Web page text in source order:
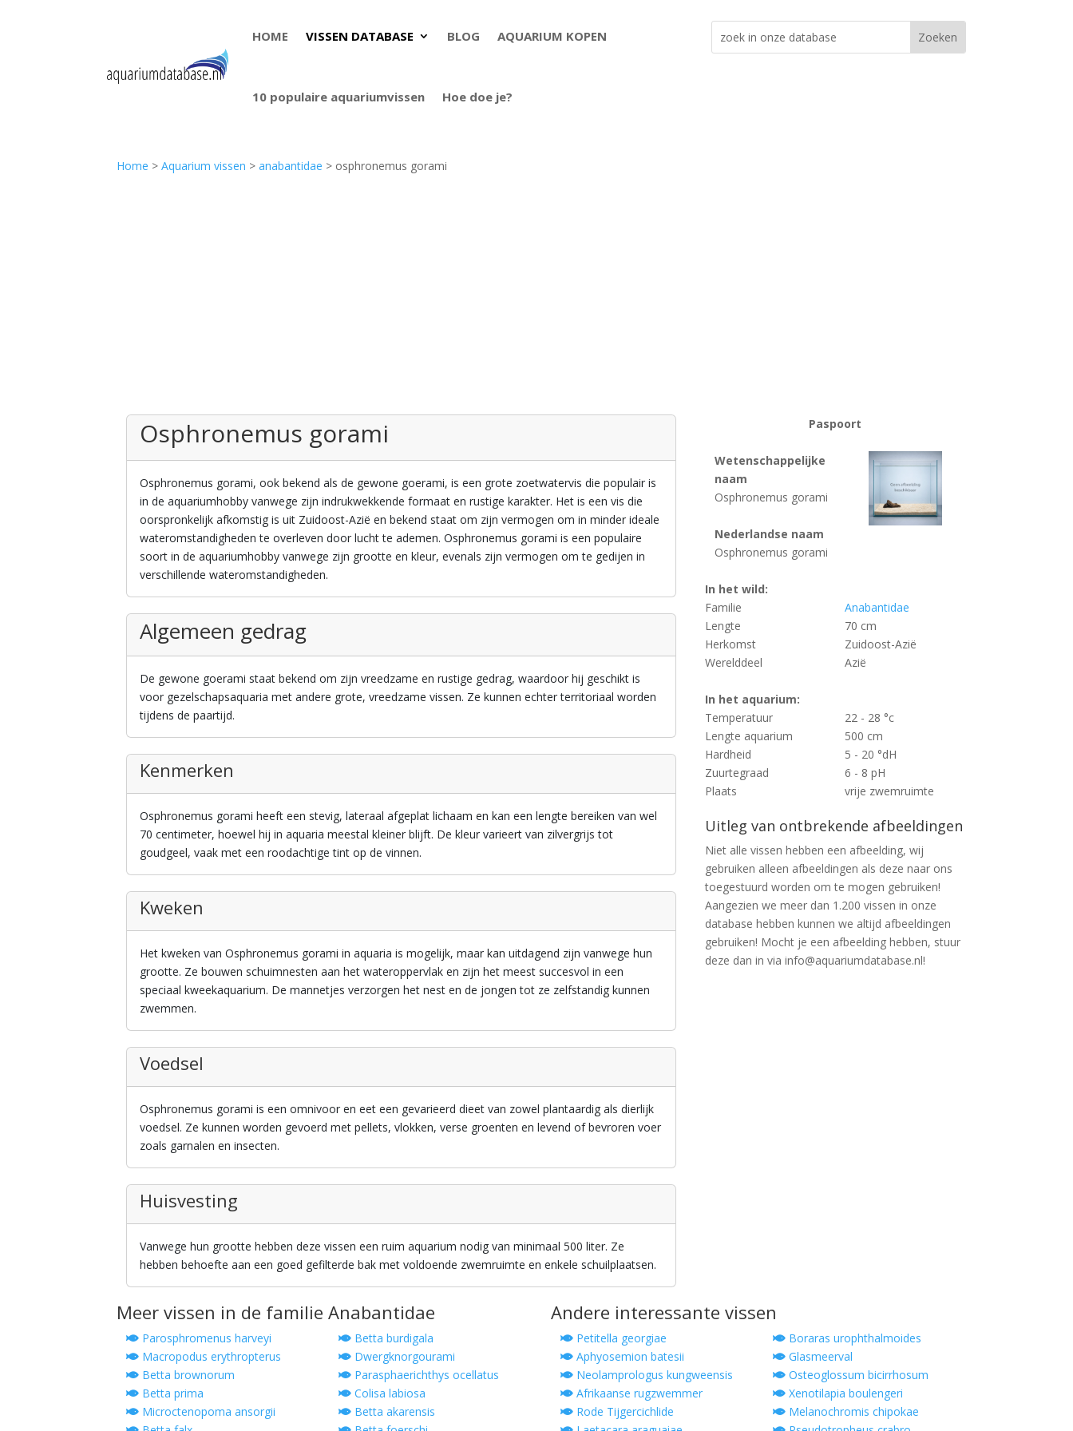
HOME VISSEN DATABASE BLOG AQUARIUM KOPEN
10 populaire aquariumvissen Hoe doe je?
Home >Aquarium vissen >anabantidae > osphronemus gorami
Paspoort
Wetenschappelijke
naam
Osphronemus gorami
Nederlandse naam
Osphronemus gorami
In het wild:
Familie
Anabantidae
Lengte
70 cm
Herkomst
Zuidoost-Azië
Werelddeel
Azië
In het aquarium:
Temperatuur
22 - 28 °c
Lengte aquarium
500 cm
Hardheid
5 - 20 °dH
Zuurtegraad
6 - 8 pH
Plaats
vrije zwemruimte
Uitleg van ontbrekende afbeeldingen
Niet alle vissen hebben een afbeelding, wij
gebruiken alleen afbeeldingen als deze naar ons
toegestuurd worden om te mogen gebruiken!
Aangezien we meer dan 1.200 vissen in onze
database hebben kunnen we altijd afbeeldingen
gebruiken! Mocht je een afbeelding hebben, stuur
deze dan in via info@aquariumdatabase.nl!
Osphronemus gorami
Osphronemus gorami, ook bekend als de gewone goerami, is een grote zoetwatervis die populair is
in de aquariumhobby vanwege zijn indrukwekkende formaat en rustige karakter. Het is een vis die
oorspronkelijk afkomstig is uit Zuidoost-Azië en bekend staat om zijn vermogen om in minder ideale
wateromstandigheden te overleven door lucht te ademen. Osphronemus gorami is een populaire
soort in de aquariumhobby vanwege zijn grootte en kleur, evenals zijn vermogen om te gedijen in
verschillende wateromstandigheden.
Algemeen gedrag
De gewone goerami staat bekend om zijn vreedzame en rustige gedrag, waardoor hij geschikt is
voor gezelschapsaquaria met andere grote, vreedzame vissen. Ze kunnen echter territoriaal worden
tijdens de paartijd.
Kenmerken
Osphronemus gorami heeft een stevig, lateraal afgeplat lichaam en kan een lengte bereiken van wel
70 centimeter, hoewel hij in aquaria meestal kleiner blijft. De kleur varieert van zilvergrijs tot
goudgeel, vaak met een roodachtige tint op de vinnen.
Kweken
Het kweken van Osphronemus gorami in aquaria is mogelijk, maar kan uitdagend zijn vanwege hun
grootte. Ze bouwen schuimnesten aan het wateroppervlak en zijn het meest succesvol in een
speciaal kweekaquarium. De mannetjes verzorgen het nest en de jongen tot ze zelfstandig kunnen
zwemmen.
Voedsel
Osphronemus gorami is een omnivoor en eet een gevarieerd dieet van zowel plantaardig als dierlijk
voedsel. Ze kunnen worden gevoerd met pellets, vlokken, verse groenten en levend of bevroren voer
zoals garnalen en insecten.
Huisvesting
Vanwege hun grootte hebben deze vissen een ruim aquarium nodig van minimaal 500 liter. Ze
hebben behoefte aan een goed gefilterde bak met voldoende zwemruimte en enkele schuilplaatsen.
Meer vissen in de familie Anabantidae
Parosphromenus harveyi
Betta burdigala
Macropodus erythropterus
Dwergknorgourami
Betta brownorum
Parasphaerichthys ocellatus
Betta prima
Colisa labiosa
Microctenopoma ansorgii
Betta akarensis
Andere interessante vissen
Petitella georgiae
Boraras urophthalmoides
Aphyosemion batesii
Glasmeerval
Neolamprologus kungweensis
Osteoglossum bicirrhosum
Afrikaanse rugzwemmer
Xenotilapia boulengeri
Rode Tijgercichlide
Melanochromis chipokae